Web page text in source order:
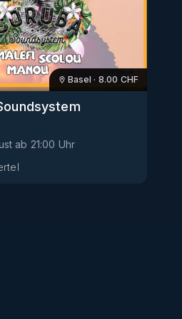
Basel · 8.00 CHF
ab 21:00 Uhr